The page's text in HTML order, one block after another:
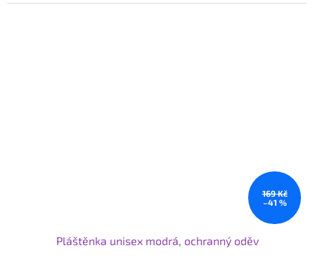
169 Kč
–41 %
Pláštěnka unisex modrá, ochranný oděv